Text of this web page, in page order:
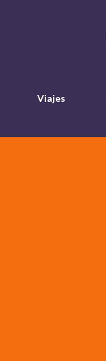
Viajes